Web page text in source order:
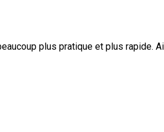
plus pratique et plus rapide.